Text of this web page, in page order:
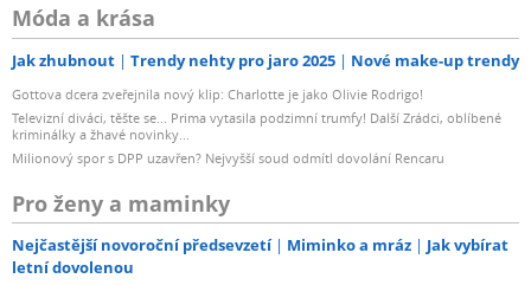
Móda a krása
Jak zhubnout Trendy nehty pro jaro 2025 Nové make-up trendy
Gottova dcera zveřejnila nový klip: Charlotte je jako Olivie Rodrigo!
Televizní diváci, těšte se... Prima vytasila podzimní trumfy! Další Zrádci, oblíbené
kriminálky a žhavé novinky...
Milionový spor s DPP uzavřen? Nejvyšší soud odmítl dovolání Rencaru
Pro ženy a maminky
Nejčastější novoroční předsevzetí Miminko a mráz
Jak vybírat
letní dovolenou